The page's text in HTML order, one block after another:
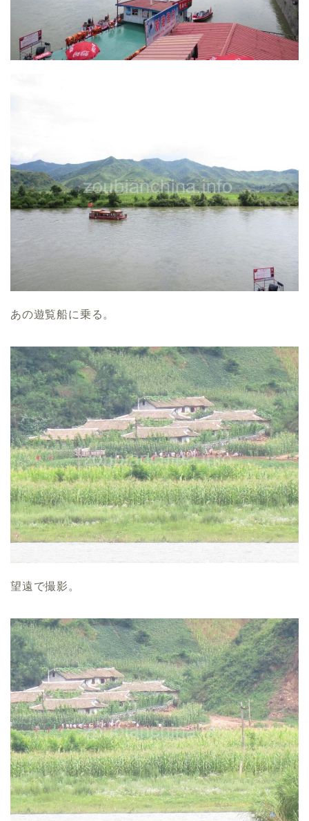
あの遊覧船に乗る。
望遠で撮影。